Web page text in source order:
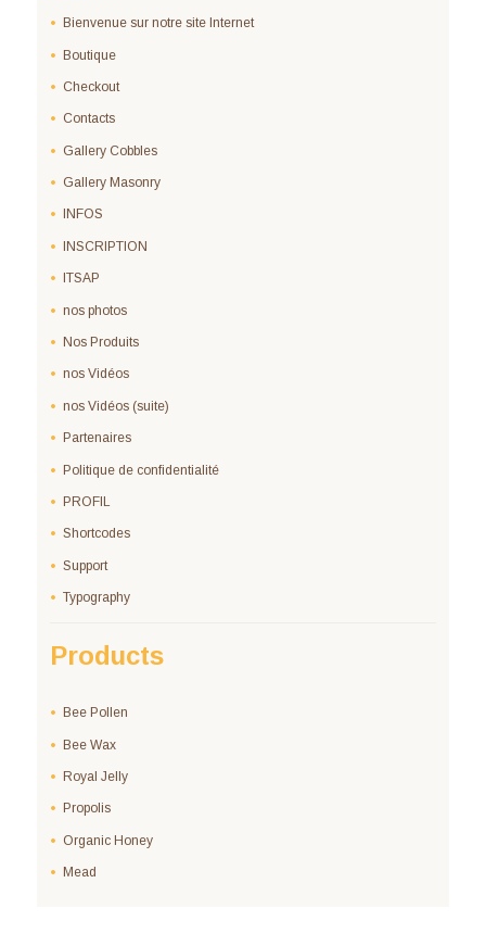
Bienvenue sur notre site Internet
Boutique
Checkout
Contacts
Gallery Cobbles
Gallery Masonry
INFOS
INSCRIPTION
ITSAP
nos photos
Nos Produits
nos Vidéos
nos Vidéos (suite)
Partenaires
Politique de confidentialité
PROFIL
Shortcodes
Support
Typography
Products
Bee Pollen
Bee Wax
Royal Jelly
Propolis
Organic Honey
Mead